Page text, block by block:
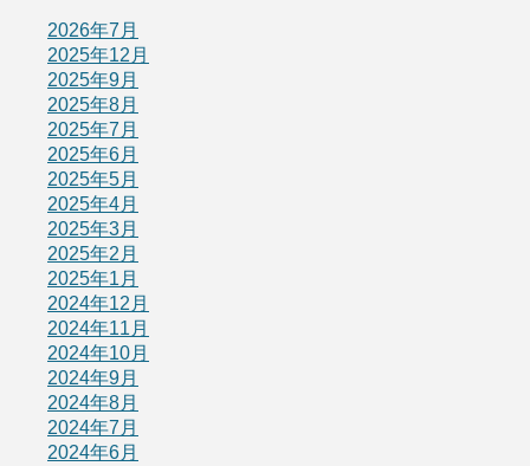
2026年7月
2025年12月
2025年9月
2025年8月
2025年7月
2025年6月
2025年5月
2025年4月
2025年3月
2025年2月
2025年1月
2024年12月
2024年11月
2024年10月
2024年9月
2024年8月
2024年7月
2024年6月